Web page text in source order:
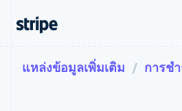
การชำระเงิน รายรับ
ตามขั้น
เอกสารประกอบ
เรียนรู้
แหล่งข้อมูลเพิ่มเติม การช